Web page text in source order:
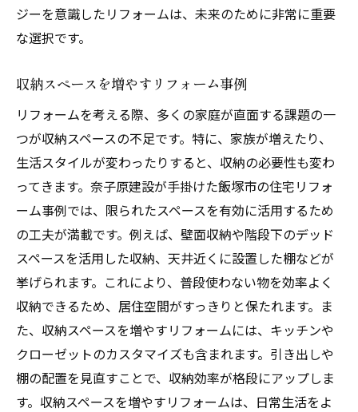
ジーを意識したリフォームは、未来のために非常に重要
な選択です。
収納スペースを増やすリフォーム事例
リフォームを考える際、多くの家庭が直面する課題の一
つが収納スペースの不足です。特に、家族が増えたり、
生活スタイルが変わったりすると、収納の必要性も変わ
ってきます。奈子原建設が手掛けた飯塚市の住宅リフォ
ーム事例では、限られたスペースを有効に活用するため
の工夫が満載です。例えば、壁面収納や階段下のデッド
スペースを活用した収納、天井近くに設置した棚などが
挙げられます。これにより、普段使わない物を効率よく
収納できるため、居住空間がすっきりと保たれます。ま
た、収納スペースを増やすリフォームには、キッチンや
クローゼットのカスタマイズも含まれます。引き出しや
棚の配置を見直すことで、収納効率が格段にアップしま
す。収納スペースを増やすリフォームは、日常生活をよ